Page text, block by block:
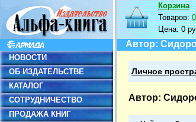
НОВОСТИ
ОБ ИЗДАТЕЛЬСТВЕ
КАТАЛОГ
СОТРУДНИЧЕСТВО
ПРОДАЖА КНИГ
Корзина
Товаров:0
Цена:0
Автор:
Личное
Автор: